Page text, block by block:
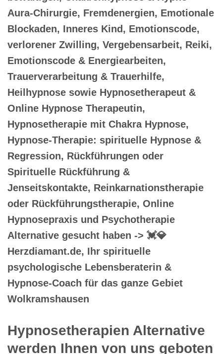
Aura-Chirurgie, Fremdenergien, Emotionale
Blockaden, Inneres Kind, Emotionscode,
verlorener Zwilling, Vergebensarbeit, Reiki,
Emotionscode & Energiearbeiten,
Trauerverarbeitung & Trauerhilfe,
Heilhypnose sowie Hypnosetherapeut &
Online Hypnose Therapeutin,
Hypnosetherapie mit Chakra Hypnose,
Hypnose-Therapie: spirituelle Hypnose &
Regression, Rückführungen oder
Spirituelle Rückführung &
Jenseitskontakte, Reinkarnationstherapie
oder Rückführungstherapie, Online
Hypnosepraxis und Psychotherapie
Alternative gesucht haben -> 💓️💎
Herzdiamant.de, Ihr spirituelle
psychologische Lebensberaterin &
Hypnose-Coach für das ganze Gebiet
Wolkramshausen
Hypnosetherapien Alternative
werden Ihnen von uns geboten